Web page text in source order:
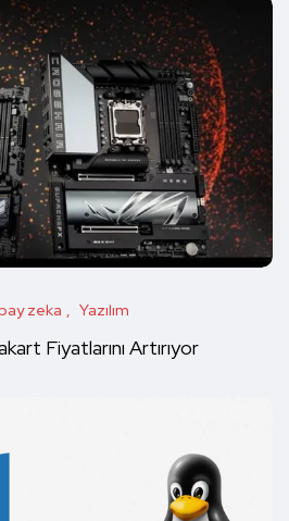
zeka Yazılım
Fiyatlarını Artırıyor